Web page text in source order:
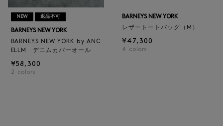
NEW 返品不可
BARNEYS NEW YORK
BARNEYS NEW YORK by ANC
ELLM デニムカバーオール
¥58,300
2 colors
BARNEYS NEW YORK
レザートートバッグ（M）
¥47,300
4 colors